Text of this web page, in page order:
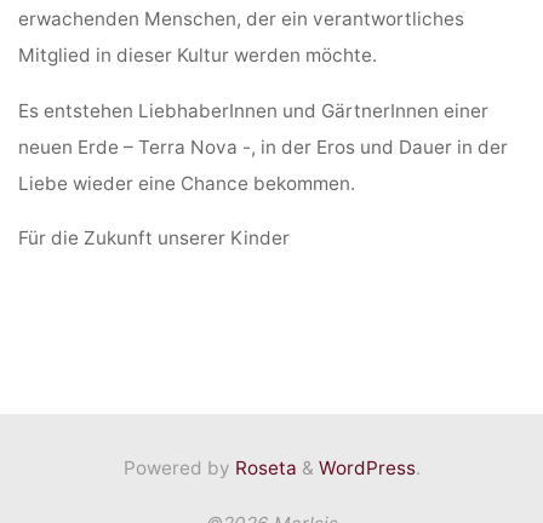
erwachenden Menschen, der ein verantwortliches
Mitglied in dieser Kultur werden möchte.
Es entstehen LiebhaberInnen und GärtnerInnen einer
neuen Erde – Terra Nova -, in der Eros und Dauer in der
Liebe wieder eine Chance bekommen.
Für die Zukunft unserer Kinder
Powered by Roseta & WordPress.